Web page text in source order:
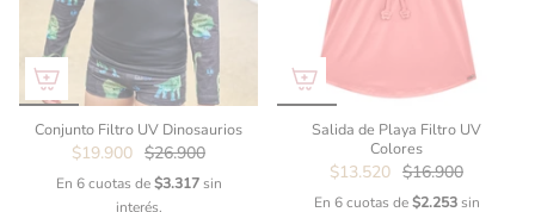
Conjunto Filtro UV Dinosaurios
$19.900 $26.900
En 6 cuotas de$3.317sin
interés.
Salida de Playa Filtro UV
Colores
$13.520 $16.900
En 6 cuotas de$2.253sin